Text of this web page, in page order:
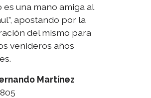
es una mano amiga al
apostando por la
del mismo para
venideros años
Martínez